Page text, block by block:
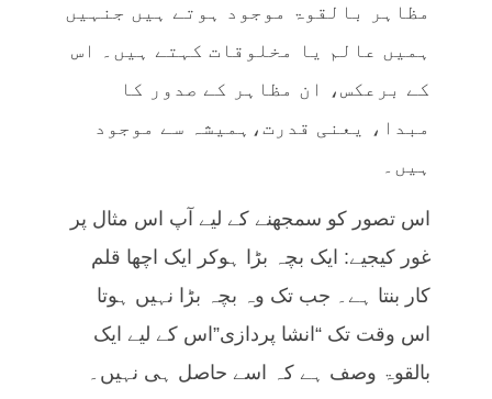
مظاہر بالقوۃ موجود ہوتے ہیں جنہیں
ہمیں عالم یا مخلوقات کہتے ہیں۔ اس
کے برعکس، ان مظاہر کے صدور کا
مبدا، یعنی قدرت،ہمیشہ سے موجود
ہیں۔
اس تصور کو سمجھنے کے لیے آپ اس مثال پر
غور کیجیے: ایک بچہ بڑا ہوکر ایک اچھا قلم
کار بنتا ہے۔ جب تک وہ بچہ بڑا نہیں ہوتا
اس وقت تک “انشا پردازی”اس کے لیے ایک
بالقوۃ وصف ہے کہ اسے حاصل ہی نہیں۔